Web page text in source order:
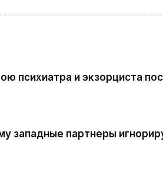
психиатра и экзорциста
западные партнеры